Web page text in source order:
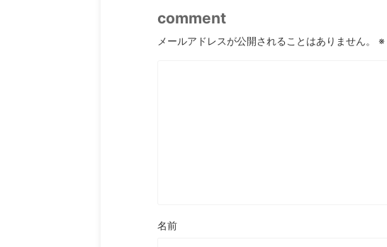
comment
メールアドレスが公開されることはありません。 ※
名前